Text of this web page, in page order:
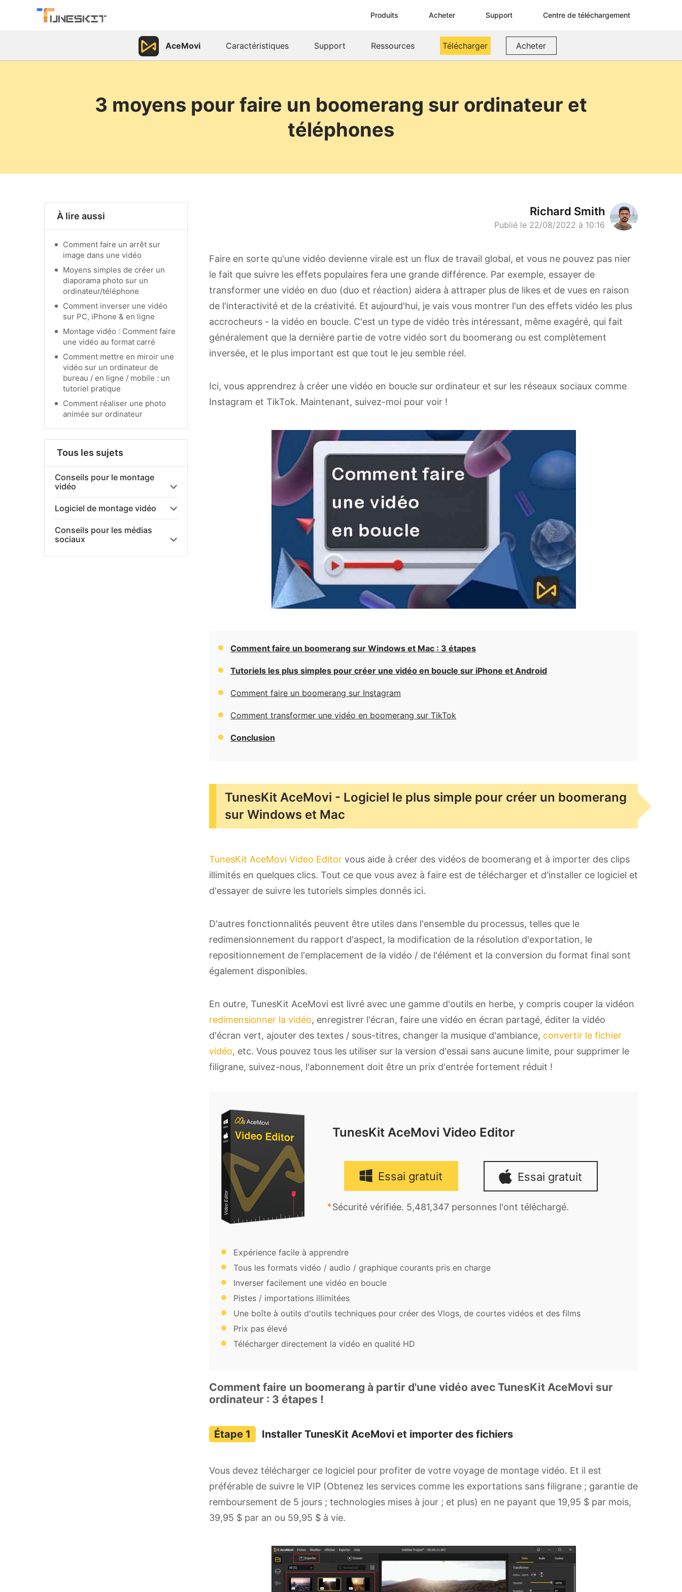
Produits Acheter Support Centre de téléchargement
AceMovi Caractéristiques Support Ressources Télécharger Acheter
3 moyens pour faire un boomerang sur ordinateur et
téléphones
À lire aussi
Comment faire un arrêt sur
image dans une vidéo
Moyens simples de créer un
diaporama photo sur un
ordinateur/téléphone
Comment inverser une vidéo
sur PC, iPhone & en ligne
Montage vidéo : Comment faire
une vidéo au format carré
Comment mettre en miroir une
vidéo sur un ordinateur de
bureau / en ligne / mobile : un
tutoriel pratique
Comment réaliser une photo
animée sur ordinateur
Tous les sujets
Conseils pour le montage
vidéo
Logiciel de montage vidéo
Conseils pour les médias
sociaux
Richard Smith
Publié le 22/08/2022 à 10:16
Faire en sorte qu'une vidéo devienne virale est un flux de travail global, et vous ne pouvez pas nier
le fait que suivre les effets populaires fera une grande différence. Par exemple, essayer de
transformer une vidéo en duo (duo et réaction) aidera à attraper plus de likes et de vues en raison
de l'interactivité et de la créativité. Et aujourd'hui, je vais vous montrer l'un des effets vidéo les plus
accrocheurs - la vidéo en boucle. C'est un type de vidéo très intéressant, même exagéré, qui fait
généralement que la dernière partie de votre vidéo sort du boomerang ou est complètement
inversée, et le plus important est que tout le jeu semble réel.
Ici, vous apprendrez à créer une vidéo en boucle sur ordinateur et sur les réseaux sociaux comme
Instagram et TikTok. Maintenant, suivez-moi pour voir !
Comment faire un boomerang sur Windows et Mac : 3 étapes
Tutoriels les plus simples pour créer une vidéo en boucle sur iPhone et Android
Comment faire un boomerang sur Instagram
Comment transformer une vidéo en boomerang sur TikTok
Conclusion
TunesKit AceMovi - Logiciel le plus simple pour créer un boomerang
sur Windows et Mac
TunesKit AceMovi Video Editor vous aide à créer des vidéos de boomerang et à importer des clips
illimités en quelques clics. Tout ce que vous avez à faire est de télécharger et d'installer ce logiciel et
d'essayer de suivre les tutoriels simples donnés ici.
D'autres fonctionnalités peuvent être utiles dans l'ensemble du processus, telles que le
redimensionnement du rapport d'aspect, la modification de la résolution d'exportation, le
repositionnement de l'emplacement de la vidéo / de l'élément et la conversion du format final sont
également disponibles.
En outre, TunesKit AceMovi est livré avec une gamme d'outils en herbe, y compris couper la vidéon
redimensionner la vidéo, enregistrer l'écran, faire une vidéo en écran partagé, éditer la vidéo
d'écran vert, ajouter des textes / sous-titres, changer la musique d'ambiance, convertir le fichier
vidéo, etc. Vous pouvez tous les utiliser sur la version d'essai sans aucune limite, pour supprimer le
filigrane, suivez-nous, l'abonnement doit être un prix d'entrée fortement réduit !
TunesKit AceMovi Video Editor
Essai gratuit Essai gratuit
Sécurité vérifiée. 5,481,347 personnes l'ont téléchargé.
Expérience facile à apprendre
Tous les formats vidéo / audio / graphique courants pris en charge
Inverser facilement une vidéo en boucle
Pistes / importations illimitées
Une boîte à outils d'outils techniques pour créer des Vlogs, de courtes vidéos et des films
Prix pas élevé
Télécharger directement la vidéo en qualité HD
Comment faire un boomerang à partir d'une vidéo avec TunesKit AceMovi sur
ordinateur : 3 étapes !
Installer TunesKit AceMovi et importer des fichiers
Vous devez télécharger ce logiciel pour profiter de votre voyage de montage vidéo. Et il est
préférable de suivre le VIP (Obtenez les services comme les exportations sans filigrane ; garantie de
remboursement de 5 jours ; technologies mises à jour ; et plus) en ne payant que 19,95 $ par mois,
39,95 $ par an ou 59,95 $ à vie.